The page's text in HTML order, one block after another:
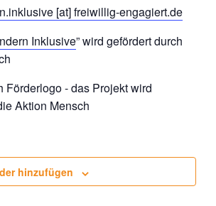
[at] freiwillig-engagiert.de
Inklusive” wird gefördert durch
hinzufügen